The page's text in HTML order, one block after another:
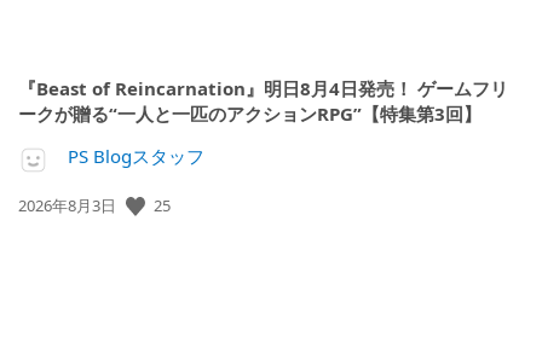
『Beast of Reincarnation』明日8月4日発売！ ゲームフリ
ークが贈る“一人と一匹のアクションRPG”【特集第3回】
PS Blogスタッフ
公
2026年8月3日 25